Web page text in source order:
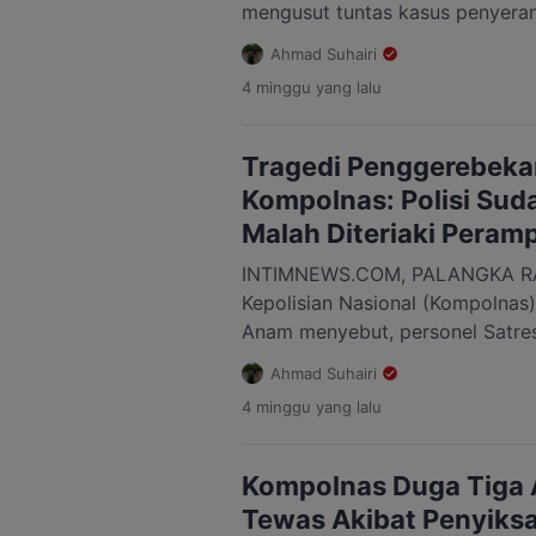
mengusut tuntas kasus
Satresnarkoba Polres Katingan
penggerebekan bandar narkoba
Kalemei, Kecamatan Katingan
meninjau lokasi kejadian
Daerah (Kapolda) Kalimantan
[…]
Ahmad Suhairi
4 minggu yang lalu
Tragedi
Kompolnas: Polisi
Malah Diteriaki
INTIMNEWS.COM, PALANGKA
Kepolisian Nasional
Anam menyebut, personel
telah menjalankan prosedur
penangkapan terduga bandar
Kalemei, Kecamatan Katingan
lokasi kejadian bersama Kepala
(Kapolda) Kalimantan Tengah
Ahmad Suhairi
4 minggu yang lalu
Kompolnas Duga Tiga
Tewas Akibat